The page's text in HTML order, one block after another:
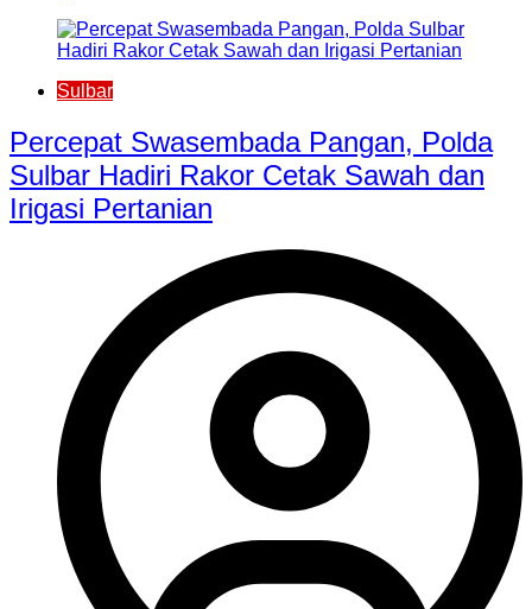
Sulbar
Percepat Swasembada Pangan, Polda
Sulbar Hadiri Rakor Cetak Sawah dan
Irigasi Pertanian